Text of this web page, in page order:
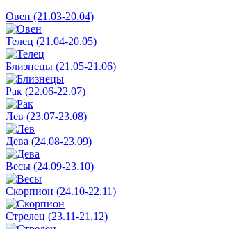
Овен (21.03-20.04)
Телец (21.04-20.05)
Близнецы (21.05-21.06)
Рак (22.06-22.07)
Лев (23.07-23.08)
Дева (24.08-23.09)
Весы (24.09-23.10)
Скорпион (24.10-22.11)
Стрелец (23.11-21.12)